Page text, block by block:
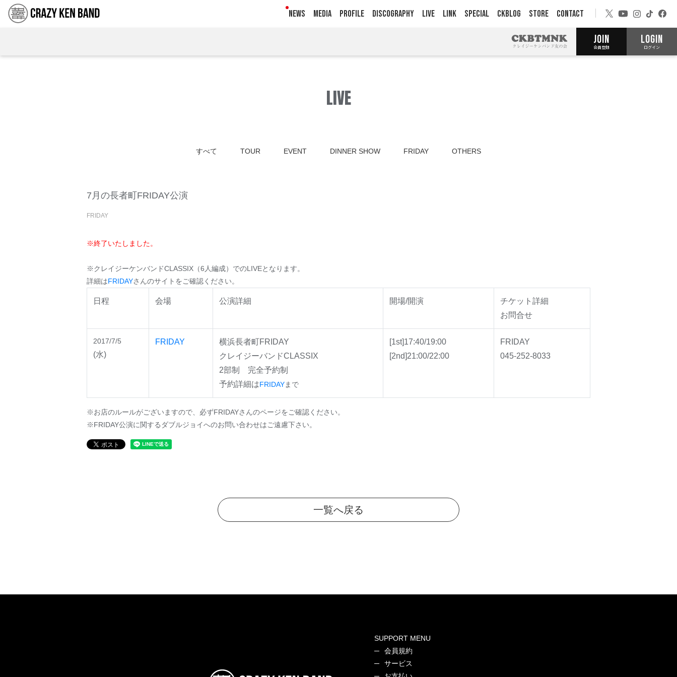
NEWS MEDIA PROFILE DISCOGRAPHY LIVE LINK SPECIAL CKBLOG STORE CONTACT
JOIN
会員登録
LOGIN
ログイン
LIVE
すべて TOUR EVENT DINNER SHOW FRIDAY OTHERS
7月の長者町FRIDAY公演
FRIDAY
※終了いたしました。
※クレイジーケンバンドCLASSIX（6人編成）でのLIVEとなります。
詳細はFRIDAYさんのサイトをご確認ください。
日程 会場 公演詳細 開場/開演
チケット詳細
お問合せ
2017/7/5
(水)
FRIDAY
横浜長者町FRIDAY
クレイジーバンドCLASSIX
2部制 完全予約制
予約詳細はFRIDAYまで
[1st]17:40/19:00
[2nd]21:00/22:00
FRIDAY
045-252-8033
※お店のルールがございますので、必ずFRIDAYさんのページをご確認ください。
※FRIDAY公演に関するダブルジョイへのお問い合わせはご遠慮下さい。
一覧へ戻る
SUPPORT MENU
会員規約
サービス